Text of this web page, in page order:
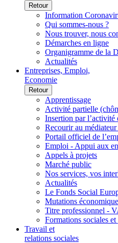
Retour
Information
Qui sommes-nous ?
Nous trouver, nous
Démarches en ligne
Organigramme de la
Actualités
Entreprises, Emploi,
Economie
Retour
Apprentissage
Activité partielle
Insertion par l’activité
Recourir au médiateur
Portail officiel de
Emploi - Appui aux
Appels à projets
Marché public
Nos services, vos
Actualités
Le Fonds Social
Mutations
Titre professionnel -
Formations sociales
Travail et
relations sociales